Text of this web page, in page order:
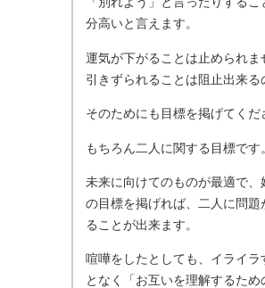
分高いと言えます。
運気が下がることは止められま
引きずられることは阻止出来る
そのためにも目標を掲げてくだ
もちろん二人に関する目標です
未来に向けてのものが最適で、
の目標を掲げれば、二人に問題
ることが出来ます。
喧嘩をしたとしても、イライラ
となく「お互いを理解するため